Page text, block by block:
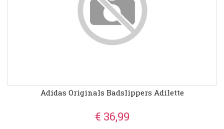
Adidas Originals Badslippers Adilette
€ 36,99